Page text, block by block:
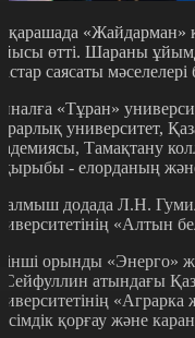
қарашада
өтті. Шараны
саясаты мәселелері
«Тұран»
университет,
Тамақтану
- елорданың және
додада Л.Н.
«Алтын
орынды «Энерго»
атындағы
қорғау және